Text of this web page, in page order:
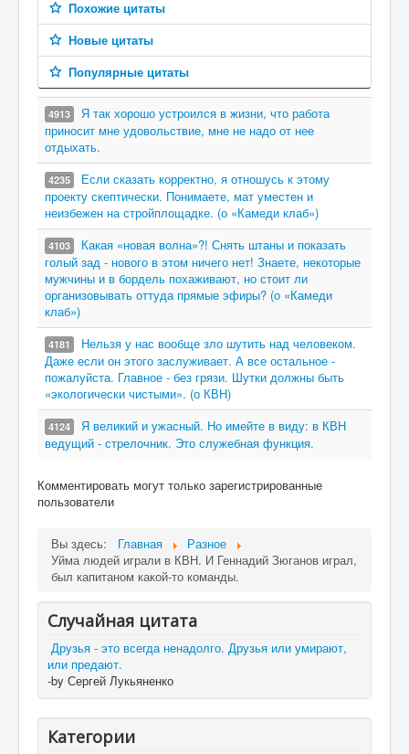
Похожие цитаты
Новые цитаты
Популярные цитаты
4913
Я так хорошо устроился в жизни, что работа
приносит мне удовольствие, мне не надо от нее
отдыхать.
4235
Если сказать корректно, я отношусь к этому
проекту скептически. Понимаете, мат уместен и
неизбежен на стройплощадке. (о «Камеди клаб»)
4103
Какая «новая волна»?! Снять штаны и показать
голый зад - нового в этом ничего нет! Знаете, некоторые
мужчины и в бордель похаживают, но стоит ли
организовывать оттуда прямые эфиры? (о «Камеди
клаб»)
4181
Нельзя у нас вообще зло шутить над человеком.
Даже если он этого заслуживает. А все остальное -
пожалуйста. Главное - без грязи. Шутки должны быть
«экологически чистыми». (о КВН)
4124
Я великий и ужасный. Но имейте в виду: в КВН
ведущий - стрелочник. Это служебная функция.
Комментировать могут только зарегистрированные
пользователи
Вы здесь: Главная
Разное
Уйма людей играли в КВН. И Геннадий Зюганов играл,
был капитаном какой-то команды.
Случайная цитата
Друзья - это всегда ненадолго. Друзья или умирают,
или предают.
-by Сергей Лукьяненко
Категории